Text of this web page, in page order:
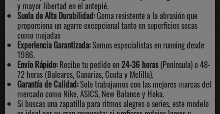
y mayor libertad en el antepié.
Suela de Alta Durabilidad:Goma resistente a la abrasión que
proporciona un agarre excepcional tanto en superficies secas
como mojadas
Experiencia Garantizada:Somos especialistas en running desde
1986.
Envío Rápido:Recibe tu pedido en24-36 horas(Península) o 48-
72 horas (Baleares, Canarias, Ceuta y Melilla).
Garantía de Calidad:Solo trabajamos con las mejores marcas del
mercado como Nike, ASICS, New Balancey Hoka.
Si buscas una zapatilla para ritmos alegres o series, este modelo